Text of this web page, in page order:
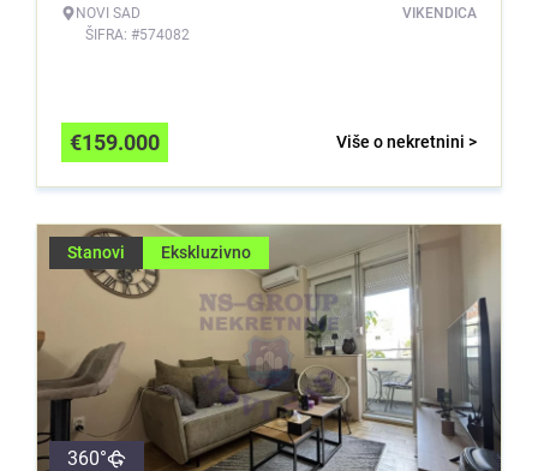
NOVI SAD
ŠIFRA: #574082
VIKENDICA
Više o nekretnini >
€159.000
Stanovi Ekskluzivno
360°